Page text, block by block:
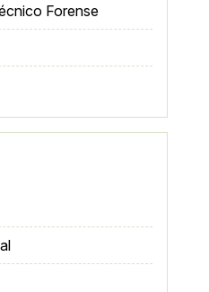
Forense